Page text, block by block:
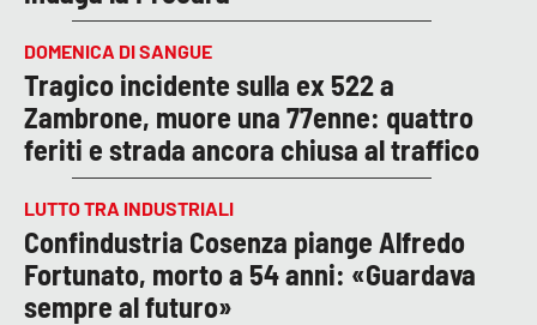
DOMENICA DI SANGUE
Tragico incidente sulla ex 522 a
Zambrone, muore una 77enne: quattro
feriti e strada ancora chiusa al traffico
LUTTO TRA INDUSTRIALI
Confindustria Cosenza piange Alfredo
Fortunato, morto a 54 anni: «Guardava
sempre al futuro»